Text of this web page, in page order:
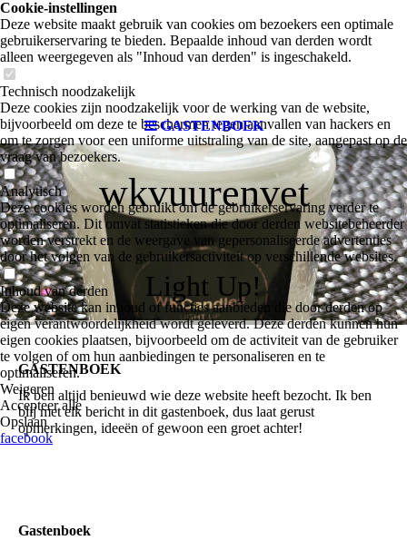
GASTENBOEK
wkvuurenvet
Light Up!
GASTENBOEK
Ik ben altijd benieuwd wie deze website heeft bezocht. Ik ben
blij met elk bericht in dit gastenboek, dus laat gerust
opmerkingen, ideeën of gewoon een groet achter!
Gastenboek
Cookie-instellingen
Deze website maakt gebruik van cookies om bezoekers een optimale
gebruikerservaring te bieden. Bepaalde inhoud van derden wordt
alleen weergegeven als "Inhoud van derden" is ingeschakeld.
Technisch noodzakelijk
Deze cookies zijn noodzakelijk voor de werking van de website,
bijvoorbeeld om deze te beschermen tegen aanvallen van hackers en
om te zorgen voor een uniforme uitstraling van de site, aangepast op de
vraag van bezoekers.
Analytisch
Deze cookies worden gebruikt om de gebruikerservaring verder te
optimaliseren. Dit omvat statistieken die door derden websitebeheerder
worden verstrekt en de weergave van gepersonaliseerde advertenties
door het volgen van de gebruikersactiviteit op verschillende websites.
Inhoud van derden
Deze website kan inhoud of functies aanbieden die door derden op
eigen verantwoordelijkheid wordt geleverd. Deze derden kunnen hun
eigen cookies plaatsen, bijvoorbeeld om de activiteit van de gebruiker
te volgen of om hun aanbiedingen te personaliseren en te
optimaliseren.
Weigeren
Accepteer alle
Opslaan
facebook